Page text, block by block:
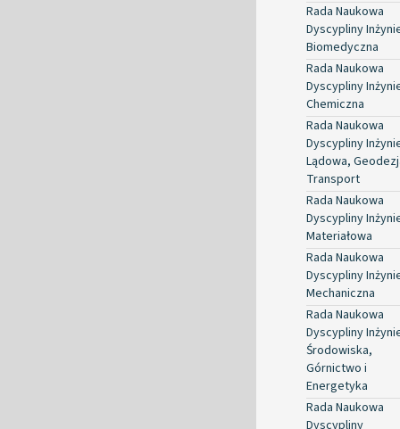
Rada Naukowa
Dyscypliny
Biomedyczna
Rada Naukowa
Dyscypliny
Chemiczna
Rada Naukowa
Dyscypliny
Lądowa,
Transport
Rada Naukowa
Dyscypliny
Materiałowa
Rada Naukowa
Dyscypliny
Mechaniczna
Rada Naukowa
Dyscypliny
Środowiska,
Górnictwo i
Energetyka
Rada Naukowa
Dyscypliny